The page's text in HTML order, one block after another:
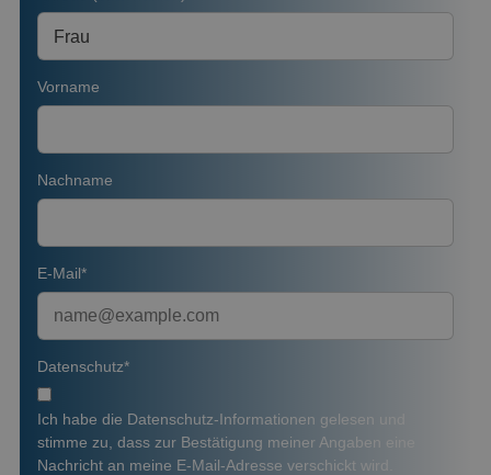
Vorname
Nachname
E-Mail*
Datenschutz*
Ich habe die Datenschutz-Informationen gelesen und
stimme zu, dass zur Bestätigung meiner Angaben eine
Nachricht an meine E-Mail-Adresse verschickt wird.